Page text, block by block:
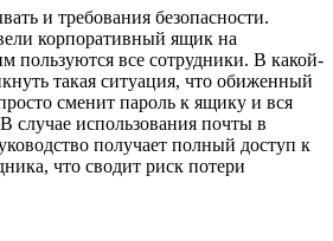
и требования безопасности.
корпоративный ящик на
пользуются все сотрудники. В какой-
такая ситуация, что обиженный
сменит пароль к ящику и вся
случае использования почты в
получает полный доступ к
что сводит риск потери